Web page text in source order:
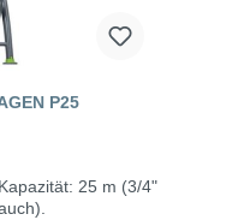
P25
25 m (3/4"